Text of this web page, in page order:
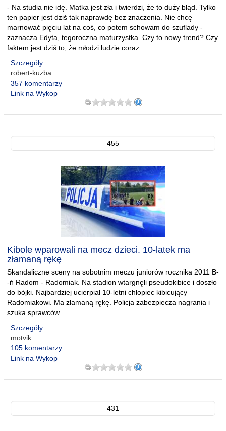
- Na studia nie idę. Matka jest zła i twierdzi, że to duży błąd. Tylko
ten papier jest dziś tak naprawdę bez znaczenia. Nie chcę
marnować pięciu lat na coś, co potem schowam do szuflady -
zaznacza Edyta, tegoroczna maturzystka. Czy to nowy trend? Czy
faktem jest dziś to, że młodzi ludzie coraz...
Szczegóły
robert-kuzba
357 komentarzy
Link na Wykop
455
Kibole wparowali na mecz dzieci. 10-latek ma
złamaną rękę
Skandaliczne sceny na sobotnim meczu juniorów rocznika 2011 B-
-ń Radom - Radomiak. Na stadion wtargnęli pseudokibice i doszło
do bójki. Najbardziej ucierpiał 10-letni chłopiec kibicujący
Radomiakowi. Ma złamaną rękę. Policja zabezpiecza nagrania i
szuka sprawców.
Szczegóły
motvik
105 komentarzy
Link na Wykop
431